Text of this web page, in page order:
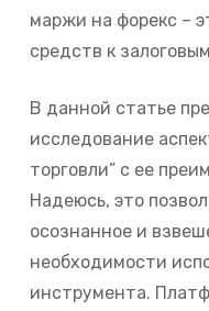
маржи на форекс –
средств к
В данной статье
исследование
торговли” с ее
Надеюсь, это
осознанное и
необходимости
инструмента.